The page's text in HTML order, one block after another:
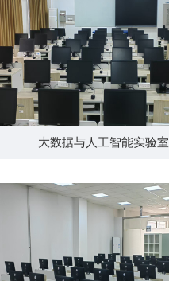
大数据与人工智能实验室